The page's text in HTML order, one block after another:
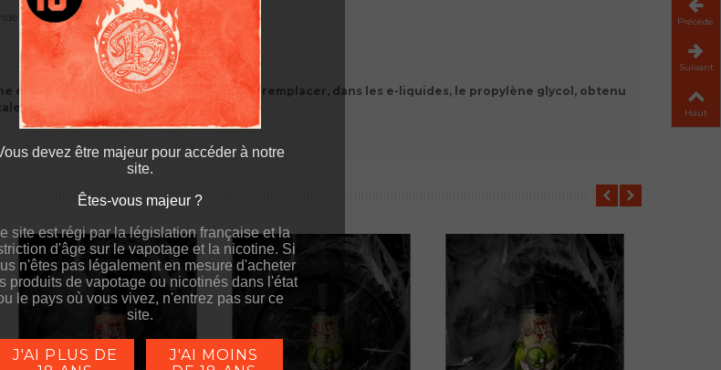
!
exclusivement naturelle qui permet de remplacer, dans les e-liquides, le propylène glycol, obtenu
Êtes-vous majeur ?
site est régi par la législation française et la
d'âge sur le vapotage et la nicotine. Si
n'êtes pas légalement en mesure d'acheter
produits de vapotage ou nicotinés dans l'état
le pays où vous vivez, n'entrez pas sur ce
site.
devez être majeur pour accéder à notre
site.
Êtes-vous majeur ?
site est régi par la législation française et la
d'âge sur le vapotage et la nicotine. Si
n'êtes pas légalement en mesure d'acheter
produits de vapotage ou nicotinés dans l'état
le pays où vous vivez, n'entrez pas sur ce
site.
J'AI PLUS DE
J'AI MOINS
Suivant
Haut